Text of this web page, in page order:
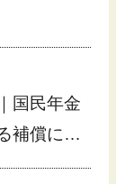
国民年金
補償につ